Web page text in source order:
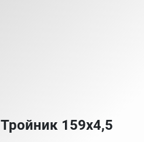
Тройник 159х4,5